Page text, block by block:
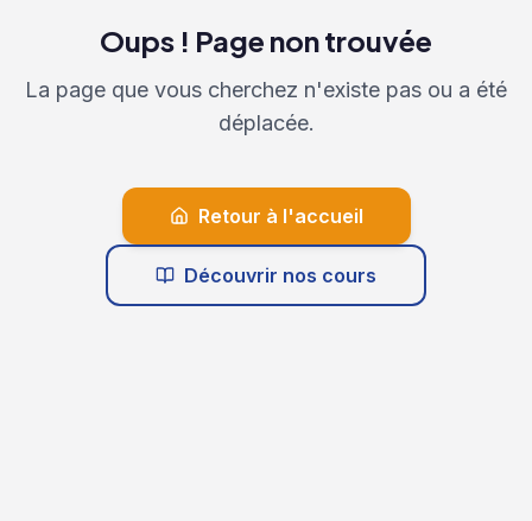
Oups ! Page non trouvée
La page que vous cherchez n'existe pas ou a été
déplacée.
Retour à l'accueil
Découvrir nos cours